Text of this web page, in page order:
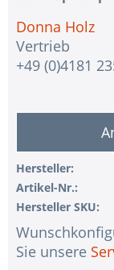
Donna Holz
Vertrieb
+49 (0)4181
Hersteller:
Artikel-Nr.:
Hersteller SKU:
Sie unsere